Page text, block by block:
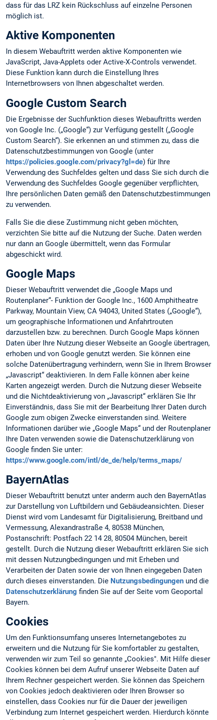
dass für das LRZ kein Rückschluss auf einzelne Personen
möglich ist.
Aktive Komponenten
In diesem Webauftritt werden aktive Komponenten wie
JavaScript, Java-Applets oder Active-X-Controls verwendet.
Diese Funktion kann durch die Einstellung Ihres
Internetbrowsers von Ihnen abgeschaltet werden.
Google Custom Search
Die Ergebnisse der Suchfunktion dieses Webauftritts werden
von Google Inc. („Google“) zur Verfügung gestellt („Google
Custom Search“). Sie erkennen an und stimmen zu, dass die
Datenschutzbestimmungen von Google (unter
https://policies.google.com/privacy?gl=de) für Ihre
Verwendung des Suchfeldes gelten und dass Sie sich durch die
Verwendung des Suchfeldes Google gegenüber verpflichten,
Ihre persönlichen Daten gemäß den Datenschutzbestimmungen
zu verwenden.
Falls Sie die diese Zustimmung nicht geben möchten,
verzichten Sie bitte auf die Nutzung der Suche. Daten werden
nur dann an Google übermittelt, wenn das Formular
abgeschickt wird.
Google Maps
Dieser Webauftritt verwendet die „Google Maps und
Routenplaner“- Funktion der Google Inc., 1600 Amphitheatre
Parkway, Mountain View, CA 94043, United States („Google“),
um geographische Informationen und Anfahrtrouten
darzustellen bzw. zu berechnen. Durch Google Maps können
Daten über Ihre Nutzung dieser Webseite an Google übertragen,
erhoben und von Google genutzt werden. Sie können eine
solche Datenübertragung verhindern, wenn Sie in Ihrem Browser
„Javascript“ deaktivieren. In dem Falle können aber keine
Karten angezeigt werden. Durch die Nutzung dieser Webseite
und die Nichtdeaktivierung von „Javascript“ erklären Sie Ihr
Einverständnis, dass Sie mit der Bearbeitung Ihrer Daten durch
Google zum obigen Zwecke einverstanden sind. Weitere
Informationen darüber wie „Google Maps“ und der Routenplaner
Ihre Daten verwenden sowie die Datenschutzerklärung von
Google finden Sie unter:
https://www.google.com/intl/de_de/help/terms_maps/
BayernAtlas
Dieser Webauftritt benutzt unter anderm auch den BayernAtlas
zur Darstellung von Luftbildern und Gebäudeansichten. Dieser
Dienst wird vom Landesamt für Digitalisierung, Breitband und
Vermessung, Alexandrastraße 4, 80538 München,
Postanschrift: Postfach 22 14 28, 80504 München, bereit
gestellt. Durch die Nutzung dieser Webauftritt erklären Sie sich
mit dessen Nutzungbedingungen und mit Erheben und
Verarbeiten der Daten sowie der von Ihnen eingegeben Daten
durch dieses einverstanden. Die Nutzungsbedingungen und die
Datenschutzerklärung finden Sie auf der Seite vom Geoportal
Bayern.
Cookies
Um den Funktionsumfang unseres Internetangebotes zu
erweitern und die Nutzung für Sie komfortabler zu gestalten,
verwenden wir zum Teil so genannte „Cookies". Mit Hilfe dieser
Cookies können bei dem Aufruf unserer Webseite Daten auf
Ihrem Rechner gespeichert werden. Sie können das Speichern
von Cookies jedoch deaktivieren oder Ihren Browser so
einstellen, dass Cookies nur für die Dauer der jeweiligen
Verbindung zum Internet gespeichert werden. Hierdurch könnte